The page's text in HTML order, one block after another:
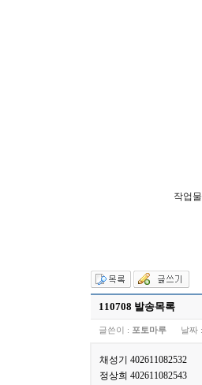
작업
110708 발송목록
글쓴이 : 포토마루 날짜 :
채성기 402611082532
정상희 402611082543